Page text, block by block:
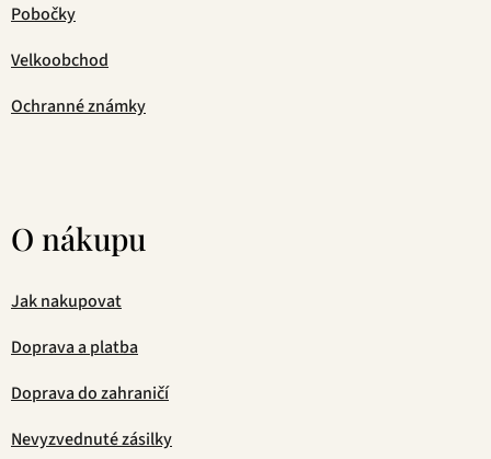
Pobočky
Velkoobchod
Ochranné známky
O nákupu
Jak nakupovat
Doprava a platba
Doprava do zahraničí
Nevyzvednuté zásilky